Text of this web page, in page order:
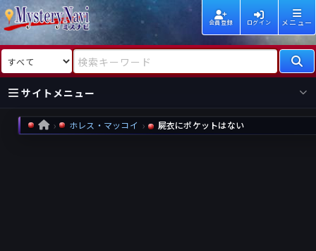
会員登録 ログイン メニュー
検索対象 検索キーワード
サイトメニュー
国内
海外
新着
HOME ホレス・マッコイ 屍衣にポケットはない